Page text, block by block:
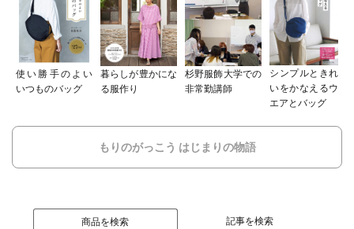
使い勝手のよい
いつものバッグ
暮らしが豊かにな
る服作り
杉野服飾大学での
非常勤講師
シンプルときれ
いをかなえるウ
エアとバッグ
もりのがっこう はじまりの物語
商品を検索 記事を検索